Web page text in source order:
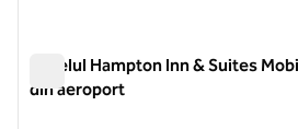
Hotelul Hampton Inn & Suites
din aeroport